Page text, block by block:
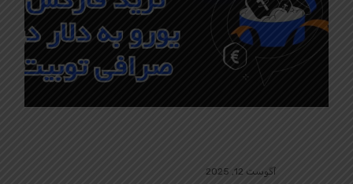
آگوست 12, 2025